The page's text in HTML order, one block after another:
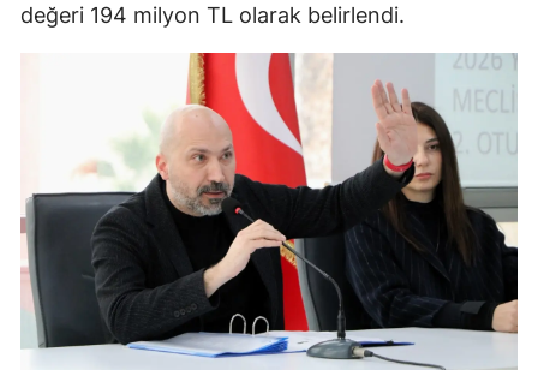
değeri 194 milyon TL olarak belirlendi.